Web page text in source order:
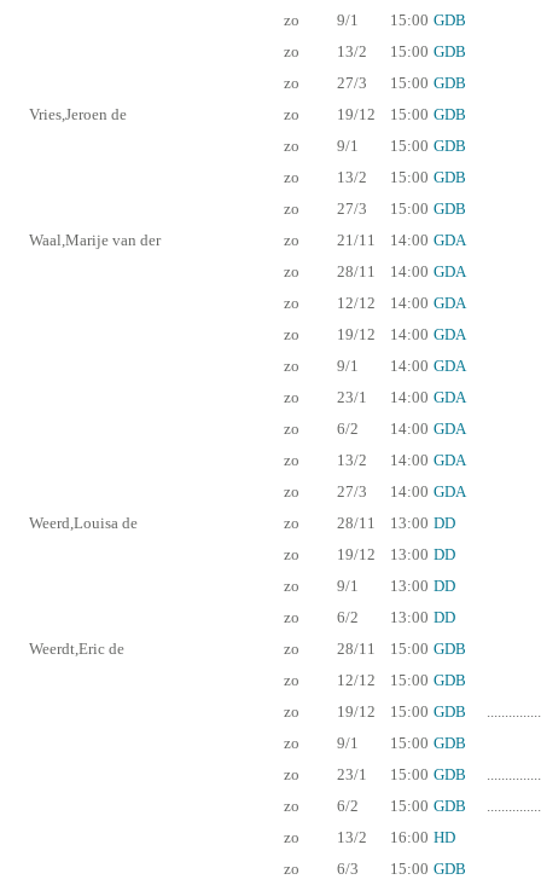
zo
9/1 15:00 GDB
zo
13/2 15:00 GDB
zo
27/3 15:00 GDB
Vries,Jeroen de
zo 19/12 15:00 GDB
zo
9/1 15:00 GDB
zo
13/2 15:00 GDB
zo
27/3 15:00 GDB
Waal,Marije van der
zo 21/11 14:00 GDA
zo
28/11 14:00 GDA
zo
12/12 14:00 GDA
zo
19/12 14:00 GDA
zo
9/1 14:00 GDA
zo
23/1 14:00 GDA
zo
6/2 14:00 GDA
zo
13/2 14:00 GDA
zo
27/3 14:00 GDA
Weerd,Louisa de
zo 28/11 13:00 DD
zo
19/12 13:00 DD
zo
9/1 13:00 DD
zo
6/2 13:00 DD
Weerdt,Eric de
zo 28/11 15:00 GDB
zo
12/12 15:00 GDB
zo
19/12 15:00 GDB
zo
9/1 15:00 GDB
zo
23/1 15:00 GDB
zo
6/2 15:00 GDB
zo
13/2 16:00 HD
zo
6/3 15:00 GDB